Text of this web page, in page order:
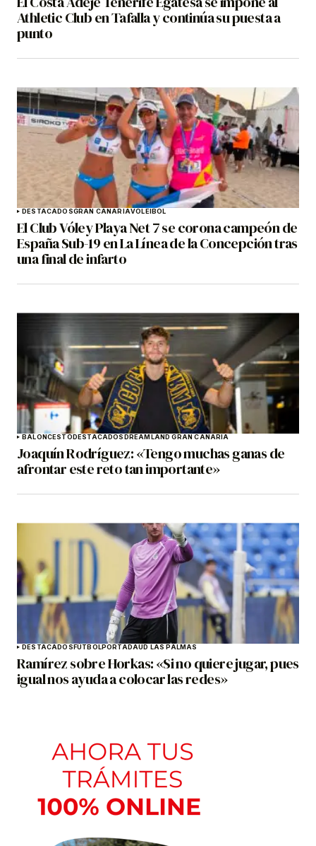
Athletic Club en Tafalla y continúa su puesta a
punto
DESTACADOSGRAN CANARIAVOLEIBOL
El Club Vóley Playa Net 7 se corona campeón de
España Sub-19 en La Línea de la Concepción tras
una final de infarto
BALONCESTO DESTACADOS DREAMLAND GRAN CANARIA
Joaquín Rodríguez: «Tengo muchas ganas de
afrontar este reto tan importante»
DESTACADOS FÚTBOLPORTADAUD LAS PALMAS
Ramírez sobre Horkas: «Si no quiere jugar, pues
igual nos ayuda a colocar las redes»